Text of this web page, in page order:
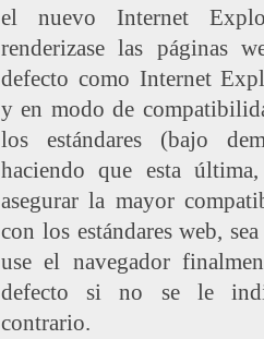
el nuevo Internet
renderizase las páginas
defecto como Internet
y en modo de
los estándares (bajo
haciendo que esta
asegurar la mayor
con los estándares web,
use el navegador
defecto si no se le
contrario.